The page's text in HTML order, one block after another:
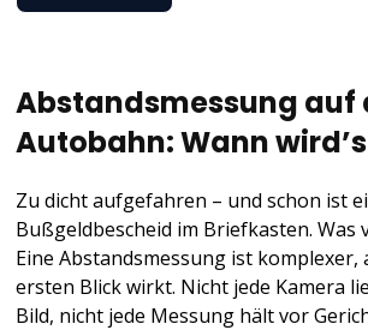
Abstandsmessung auf
Autobahn: Wann
Zu dicht aufgefahren – und schon ist
Bußgeldbescheid im Briefkasten. Was
Eine Abstandsmessung ist komplexer,
ersten Blick wirkt. Nicht jede Kamera
Bild, nicht jede Messung hält vor